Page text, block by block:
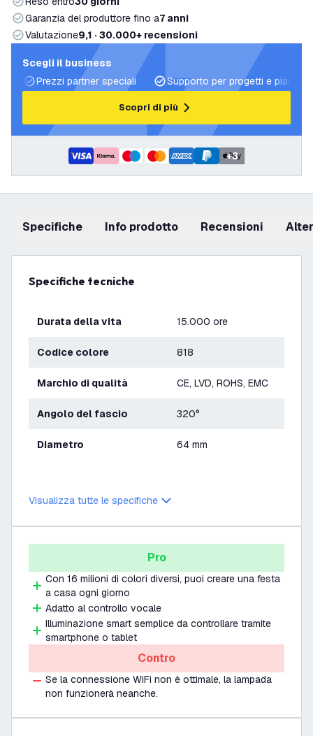
Garanzia del produttore fino a7 anni
Valutazione9,1 · 30.000+ recensioni
Scegli il business
Prezzi partner speciali
Supporto per progetti e piani di
Scopri di più
+3
Specifiche info prodotto recensioni
Specifiche tecniche
Durata della vita 15.000 ore
Codice colore 818
Marchio di qualità CE, LVD, ROHS, EMC
Angolo del fascio 320°
Diametro 64 mm
Visualizza tutte le specifiche
Pro
Con 16 milioni di colori diversi, puoi creare una festa
a casa ogni giorno
Adatto al controllo vocale
Illuminazione smart semplice da controllare tramite
smartphone o tablet
Contro
Se la connessione WiFi non è ottimale, la lampada
non funzionerà neanche.